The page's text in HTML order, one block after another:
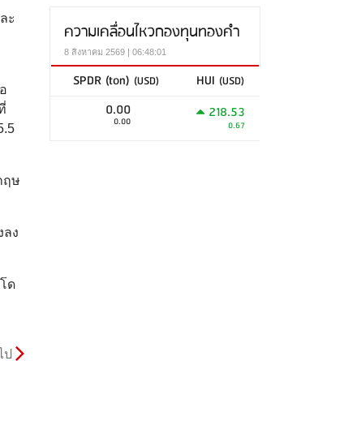
ะ
ฤษ
ง
ด
ป
ความเคลื่อนไหวกองทุนทองคำ
8 สิงหาคม 2569 | 06:48:01
SPDR (ton) (USD) HUI (USD)
0.00
0.00 218.53
0.67